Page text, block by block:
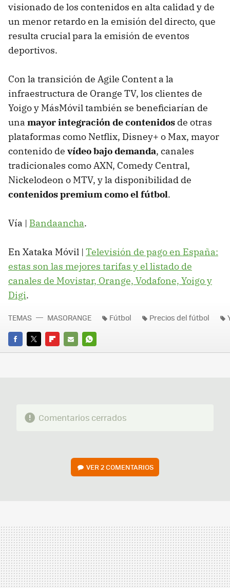
visionado de los contenidos en alta calidad y de
un menor retardo en la emisión del directo, que
resulta crucial para la emisión de eventos
deportivos.
Con la transición de Agile Content a la
infraestructura de Orange TV, los clientes de
Yoigo y MásMóvil también se beneficiarían de
una mayor integración de contenidos de otras
plataformas como Netflix, Disney+ o Max, mayor
contenido de vídeo bajo demanda, canales
tradicionales como AXN, Comedy Central,
Nickelodeon o MTV, y la disponibilidad de
contenidos premium como el fútbol.
Vía | Bandaancha.
En Xataka Móvil | Televisión de pago en España:
estas son las mejores tarifas y el listado de
canales de Movistar, Orange, Vodafone, Yoigo y
Digi.
FACEBOOK
TWITTERFLIPBOARD
E-
WHATSAPP
TEMAS MASORANGE Fútbol Precios del fútbol
Comentarios cerrados
VER2 COMENTARIOS